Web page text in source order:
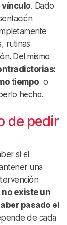
vínculo. Dado
rutinas
Del mismo
tiempo, o
hecho.
de pedir
si el
una
no existe un
pasado el
de cada